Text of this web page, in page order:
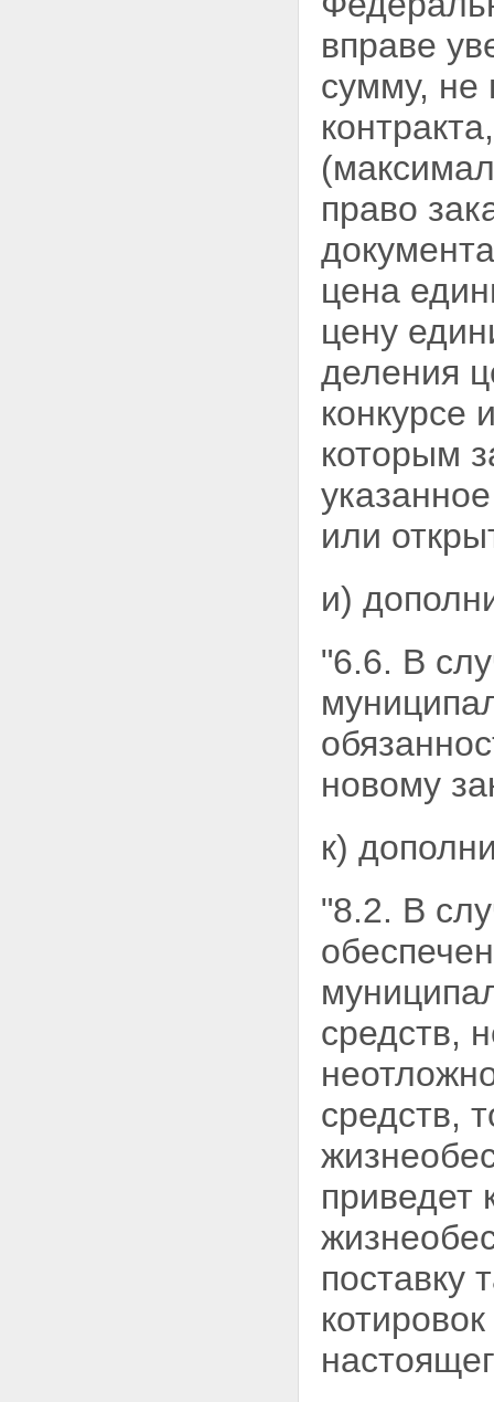
вправе
сумму,
право
цена
цену
деления
конкурсе
которым
или
и)
"6.6. В
новому
к)
"8.2. В
средств,
средств,
приведет
поставку